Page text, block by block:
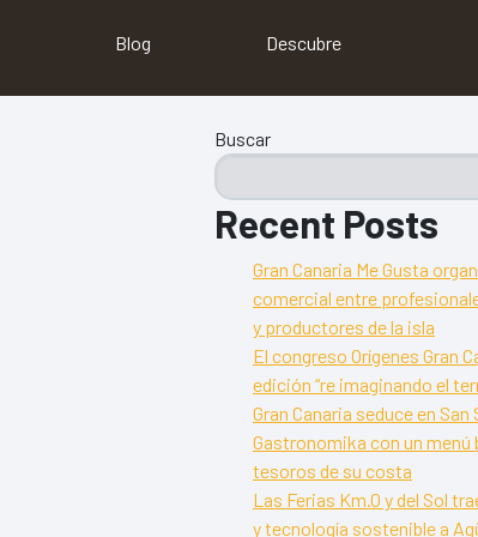
Blog Descubre
Buscar
Recent Posts
Gran Canaria Me Gusta
comercial entre
y productores de la isla
El congreso Orígenes Gran
edición “re imaginando el
Gran Canaria seduce en San
Gastronomika con un menú
tesoros de su costa
Las Ferias Km.0 y del Sol
y tecnología sostenible a